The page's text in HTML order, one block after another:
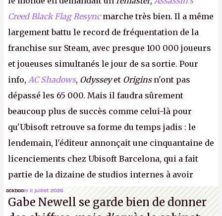
Creed Black Flag Resyncmarche très bien. Il a même
largement battu le record de fréquentation de la
franchise sur Steam, avec presque 100 000 joueurs
et joueuses simultanés le jour de sa sortie. Pour
info, AC Shadows, Odysseyet Originsn'ont pas
dépassé les 65 000. Mais il faudra sûrement
beaucoup plus de succès comme celui-là pour
qu'Ubisoft retrouve sa forme du temps jadis : le
lendemain, l'éditeur annonçait une cinquantaine de
licenciements chez Ubisoft Barcelona, qui a fait
partie de la dizaine de studios internes à avoir
travaillé sur cetAssassin's Creedsous la direction
d'Ubisoft Singapour.A.
ackboole 11 juillet 2026
Gabe Newell se garde bien de donner